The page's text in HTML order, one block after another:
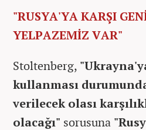
"RUSYA'YA KARŞI
YELPAZEMİZ VAR"
Stoltenberg,
kullanması
verilecek olası
olacağı" sorusuna